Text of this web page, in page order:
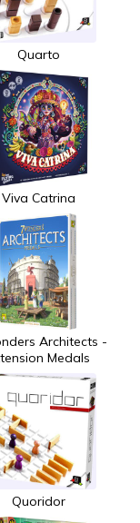
Quarto
Viva Catrina
Architects -
Medals
Quoridor